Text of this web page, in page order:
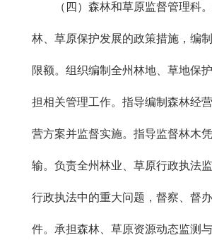
（四）森林和草原监督管理科。
林、草原保护发展的政策措施，编
限额。组织编制全州林地、草地保
担相关管理工作。指导编制森林经
营方案并监督实施。指导监督林木
输。负责全州林业、草原行政执法
行政执法中的重大问题，督察、督
件。承担森林、草原资源动态监测